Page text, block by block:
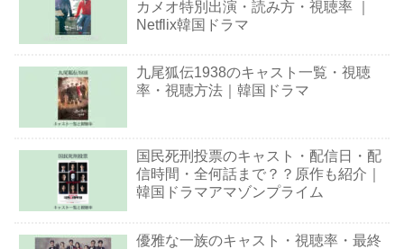
カメオ特別出演・読み方・視聴率 ｜
Netflix韓国ドラマ
九尾狐伝1938のキャスト一覧・視聴
率・視聴方法｜韓国ドラマ
国民死刑投票のキャスト・配信日・配
信時間・全何話まで？？原作も紹介｜
韓国ドラマアマゾンプライム
優雅な一族のキャスト・視聴率・最終